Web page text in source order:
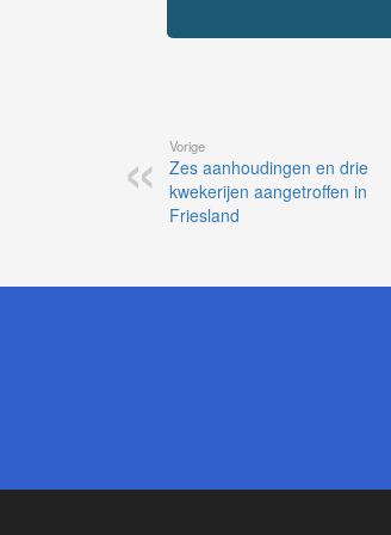
Vorige
Zes aanhoudingen en drie
kwekerijen aangetroffen in
Friesland